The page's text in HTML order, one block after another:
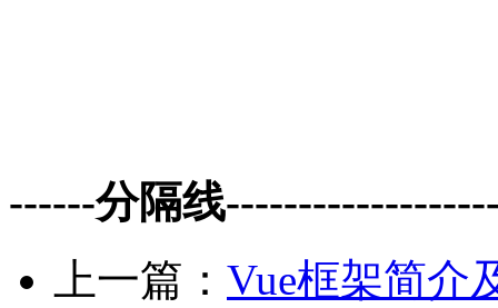
------分隔线
上一篇： Vue框架简介